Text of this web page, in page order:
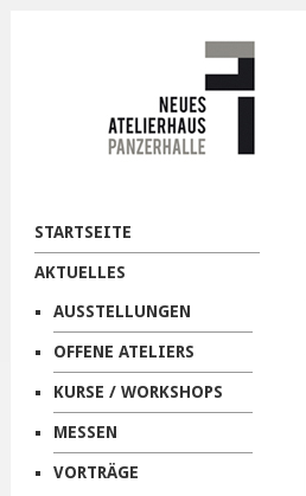
STARTSEITE
AKTUELLES
AUSSTELLUNGEN
OFFENE ATELIERS
KURSE / WORKSHOPS
MESSEN
VORTRÄGE